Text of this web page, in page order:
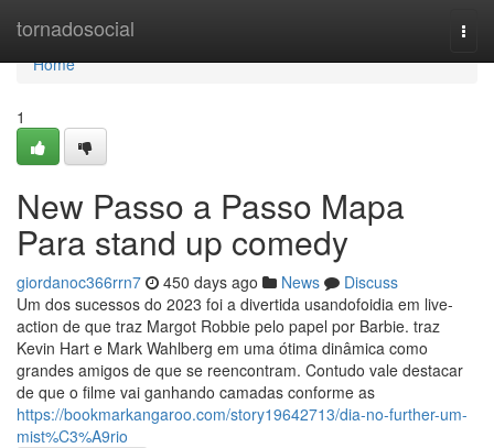
tornadosocial
Home
Home
1
New Passo a Passo Mapa
Para stand up comedy
giordanoc366rrn7 450 days ago News
Discuss
Um dos sucessos do 2023 foi a divertida usandofoidia em live-
action de que traz Margot Robbie pelo papel por Barbie. traz
Kevin Hart e Mark Wahlberg em uma ótima dinâmica como
grandes amigos de que se reencontram. Contudo vale destacar
de que o filme vai ganhando camadas conforme as
https://bookmarkangaroo.com/story19642713/dia-no-further-um-
mist%C3%A9rio